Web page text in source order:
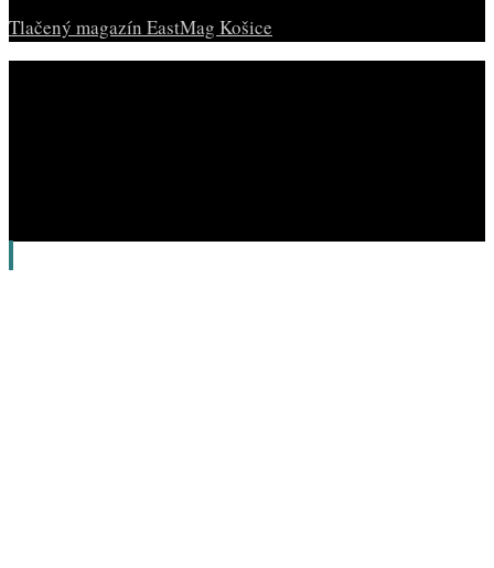
Tlačený magazín EastMag Košice